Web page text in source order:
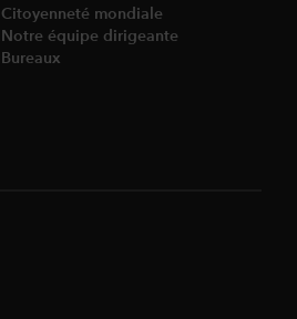
Citoyenneté mondiale
Notre équipe dirigeante​
Bureaux​